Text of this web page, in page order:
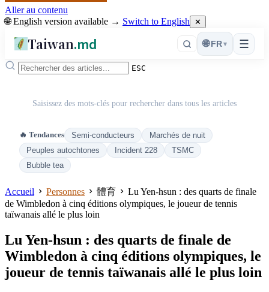
Aller au contenu
🌐 English version available → Switch to English ✕
Taiwan.md ☰
🌐 FR ▾
ESC
Saisissez des mots-clés pour rechercher dans tous les articles
🔥 Tendances Semi-conducteurs
Marchés de nuit
Peuples autochtones
Incident 228
TSMC
Bubble tea
Accueil Personnes 體育
Lu Yen-hsun : des quarts de finale
de Wimbledon à cinq éditions olympiques, le joueur de tennis
taïwanais allé le plus loin
Lu Yen-hsun : des quarts de finale de
Wimbledon à cinq éditions olympiques, le
joueur de tennis taïwanais allé le plus loin